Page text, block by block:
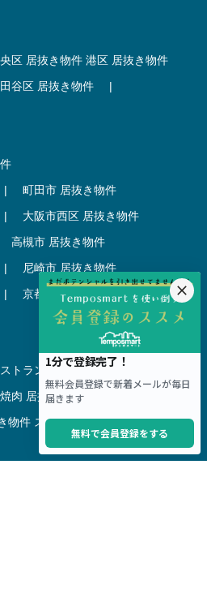
区 居抜き物件 港区 居抜き物件
谷区 居抜き物件
|
|
町田市 居抜き物件
|
大阪市西区 居抜き物件
高槻市 居抜き物件
|
尼崎市 居抜き物件
| 京都市下京区 居抜き物件
トラン 居抜き物件
焼肉 居抜き物件
物件 スケルトン